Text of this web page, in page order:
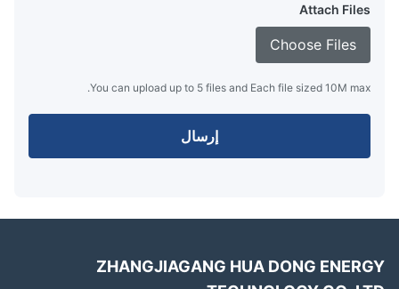
Attach Files
Choose Files
You can upload up to 5 files and Each file sized 10M max.
إرسال
ZHANGJIAGANG HUA DONG